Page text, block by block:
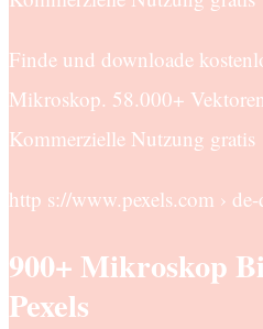
Finde und downloade
Mikroskop. 58.000+
Kommerzielle Nutzung
http s://www.pexels.com ›
900+ Mikroskop
Pexels